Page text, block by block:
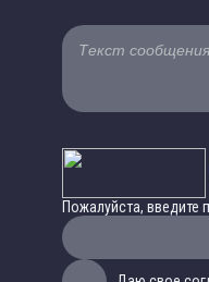
Пожалуйста, введите